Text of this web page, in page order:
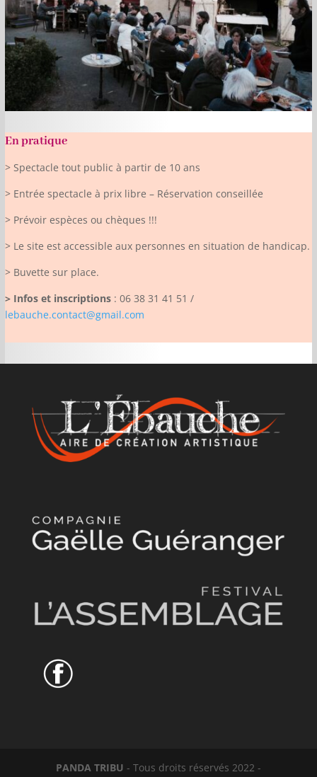
En pratique
> Spectacle tout public à partir de 10 ans
> Entrée spectacle à prix libre – Réservation conseillée
> Prévoir espèces ou chèques !!!
> Le site est accessible aux personnes en situation de handicap.
> Buvette sur place.
> Infos et inscriptions : 06 38 31 41 51 /
lebauche.contact@gmail.com
PANDA TRIBU - Tous droits réservés 2022 -